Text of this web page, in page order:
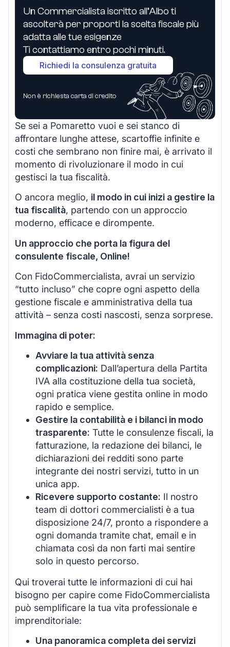
Un Commercialista iscritto all’Albo ti
ascolterà per proporti la scelta fiscale più
adatta alle tue esigenze
Ti contattiamo entro pochi minuti.
Richiedi la consulenza gratuita
Non è richiesta carta di credito
Se sei a Pomaretto vuoi e sei stanco di
affrontare lunghe attese, scartoffie infinite e
costi che sembrano non finire mai, è arrivato il
momento di rivoluzionare il modo in cui
gestisci la tua fiscalità.
O ancora meglio, il modo in cui inizi a gestire la
tua fiscalità, partendo con un approccio
moderno, efficace e dirompente.
Un approccio che porta la figura del
consulente fiscale, Online!
Con FidoCommercialista, avrai un servizio
“tutto incluso” che copre ogni aspetto della
gestione fiscale e amministrativa della tua
attività – senza costi nascosti, senza sorprese.
Immagina di poter:
Avviare la tua attività senza
complicazioni: Dall’apertura della Partita
IVA alla costituzione della tua società,
ogni pratica viene gestita online in modo
rapido e semplice.
Gestire la contabilità e i bilanci in modo
trasparente: Tutte le consulenze fiscali, la
fatturazione, la redazione dei bilanci, le
dichiarazioni dei redditi sono parte
integrante dei nostri servizi, tutto in un
unica app.
Ricevere supporto costante: Il nostro
team di dottori commercialisti è a tua
disposizione 24/7, pronto a rispondere a
ogni domanda tramite chat, email e in
chiamata così da non farti mai sentire
solo in questo percorso.
Qui troverai tutte le informazioni di cui hai
bisogno per capire come FidoCommercialista
può semplificare la tua vita professionale e
imprenditoriale:
Una panoramica completa dei servizi